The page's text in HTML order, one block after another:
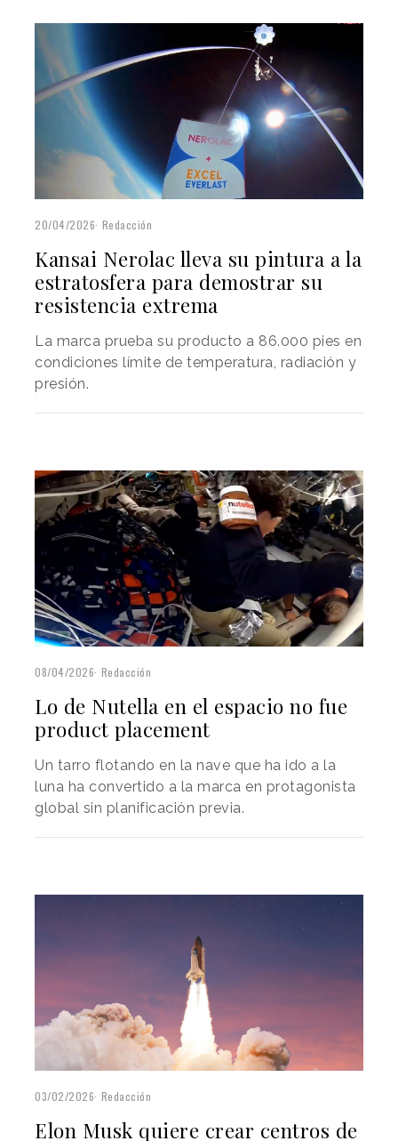
20/04/2026 Redacción
Kansai Nerolac lleva su pintura a la
estratosfera para demostrar su
resistencia extrema
La marca prueba su producto a 86.000 pies en
condiciones límite de temperatura, radiación y
presión.
08/04/2026 Redacción
Lo de Nutella en el espacio no fue
product placement
Un tarro flotando en la nave que ha ido a la
luna ha convertido a la marca en protagonista
global sin planificación previa.
03/02/2026 Redacción
Elon Musk quiere crear centros de